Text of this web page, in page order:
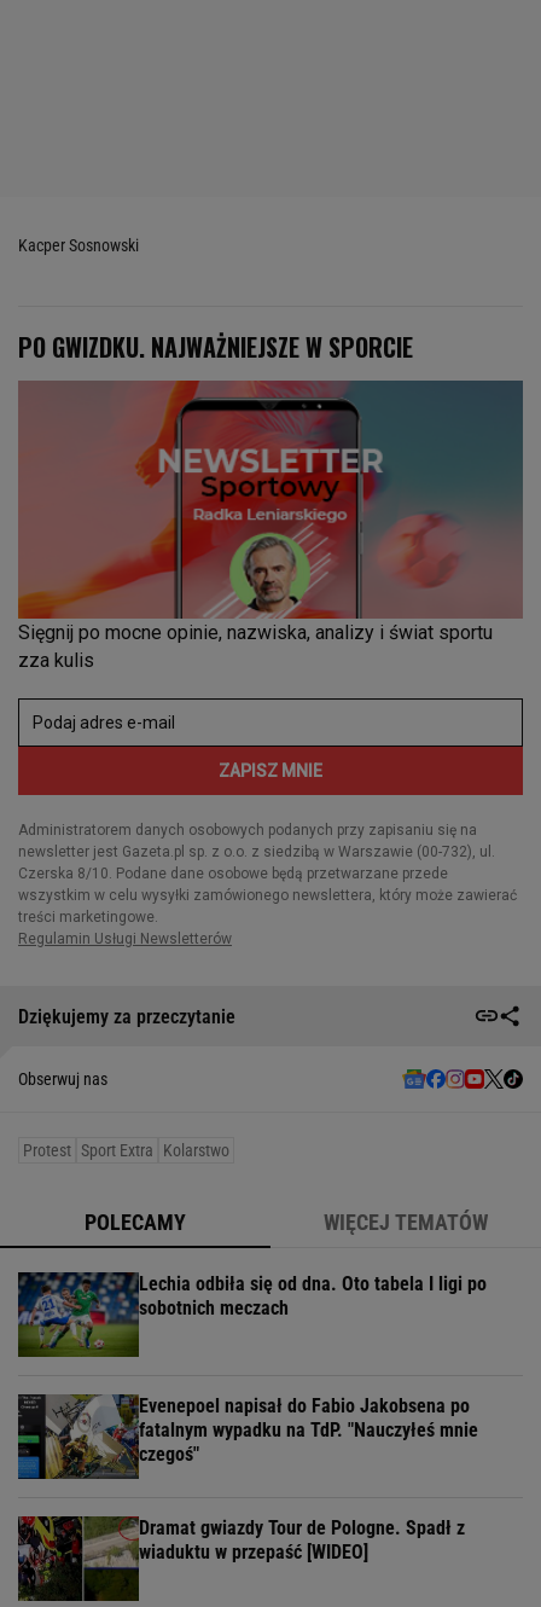
Kacper Sosnowski
Dziękujemy za przeczytanie
Obserwuj nas
Protest Sport Extra Kolarstwo
POLECAMY WIĘCEJ TEMATÓW
Lechia odbiła się od dna. Oto tabela I ligi po
sobotnich meczach
Evenepoel napisał do Fabio Jakobsena po
fatalnym wypadku na TdP. "Nauczyłeś mnie
czegoś"
Dramat gwiazdy Tour de Pologne. Spadł z
wiaduktu w przepaść [WIDEO]